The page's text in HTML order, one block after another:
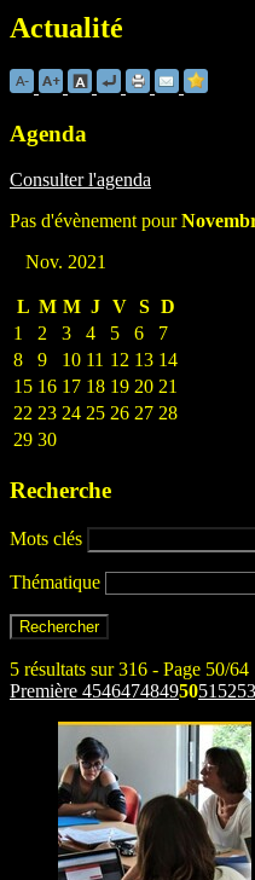
Actualité
Agenda
Consulter l'agenda
Pas d'évènement pour
Nov. 2021
L M M J V S D
1
2 3 4 5 6
7
8
9 10 11 12 13 14
15 16 17 18 19 20 21
22 23 24 25 26 27 28
29 30
Recherche
Mots clés
Thématique
5 résultats sur 316 - Page 50/64
Première 45464748495051 5253